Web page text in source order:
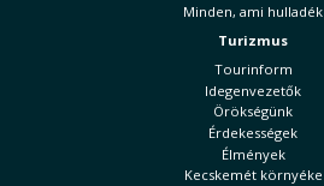
Minden, ami hulladék
Turizmus
Tourinform
Idegenvezetők
Örökségünk
Érdekességek
Élmények
Kecskemét környéke